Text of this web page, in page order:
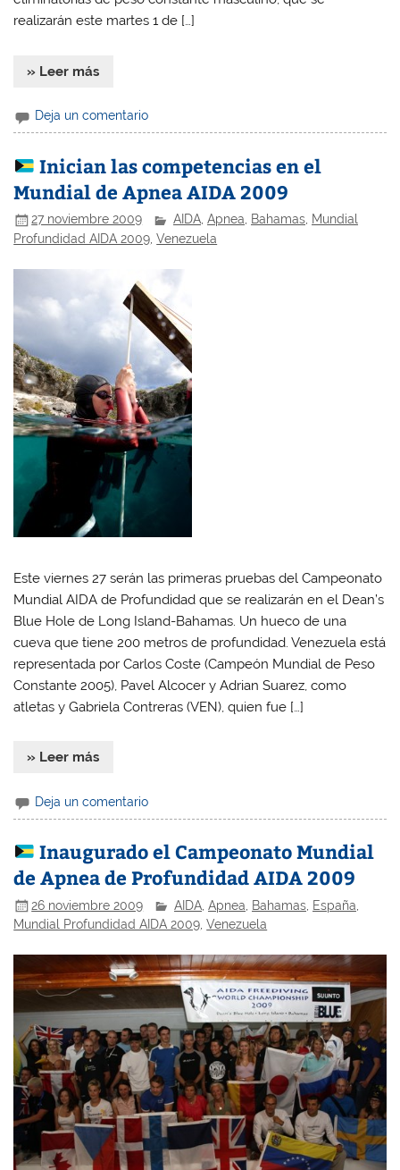
realizarán este martes 1 de […]
» Leer más
Deja un comentario
Inician las competencias en el
Mundial de Apnea AIDA 2009
27 noviembre 2009 AIDA,Apnea, Bahamas, Mundial
Profundidad AIDA 2009 ,Venezuela
Este viernes 27 serán las primeras pruebas del Campeonato
Mundial AIDA de Profundidad que se realizarán en el Dean’s
Blue Hole de Long Island-Bahamas. Un hueco de una
cueva que tiene 200 metros de profundidad. Venezuela está
representada por Carlos Coste (Campeón Mundial de Peso
Constante 2005), Pavel Alcocer y Adrian Suarez, como
atletas y Gabriela Contreras (VEN), quien fue […]
» Leer más
Deja un comentario
Inaugurado el Campeonato Mundial
de Apnea de Profundidad AIDA 2009
26 noviembre 2009 AIDA ,Apnea Bahamas España
Mundial Profundidad AIDA 2009 ,Venezuela